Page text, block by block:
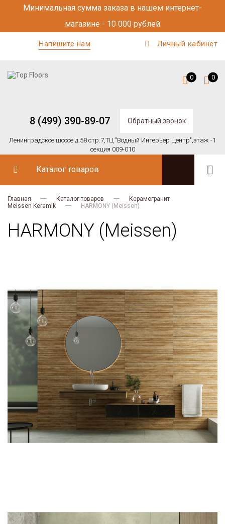
Минимальная сумма заказа в нашем интернет-
магазине - 10 000 рублей
Напишите нам Личный кабинет
8 (499) 390-89-07 Обратный звонок
Ленинградское шоссе д.58 стр.7,ТЦ "Водный Интерьер Центр",этаж -1
секция 009-010
0 0
Каталог товаров
Главная Каталог товаров
Керамогранит
Meissen Keramik
HARMONY (Meissen)
HARMONY (Meissen)